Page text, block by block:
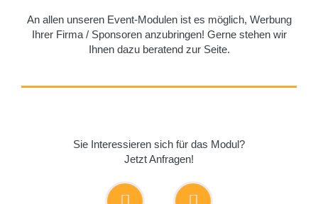
An allen unseren Event-Modulen ist es möglich, Werbung
Ihrer Firma / Sponsoren anzubringen! Gerne stehen wir
Ihnen dazu beratend zur Seite.
Sie Interessieren sich für das Modul?
Jetzt Anfragen!